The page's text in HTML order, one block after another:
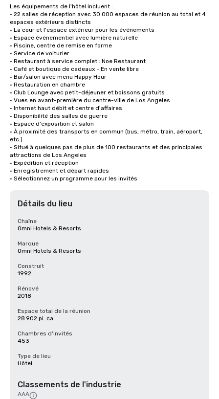
Les équipements de l'hôtel incluent :
• 22 salles de réception avec 30 000 espaces de réunion au total et 4
espaces extérieurs distincts
• La cour et l'espace extérieur pour les événements
• Espace événementiel avec lumière naturelle
• Piscine, centre de remise en forme
• Service de voiturier
• Restaurant à service complet : Noe Restaurant
• Café et boutique de cadeaux - En vente libre
• Bar/salon avec menu Happy Hour
• Restauration en chambre
• Club Lounge avec petit-déjeuner et boissons gratuits
• Vues en avant-première du centre-ville de Los Angeles
• Internet haut débit et centre d'affaires
• Disponibilité des salles de guerre
• Espace d'exposition et salon
• À proximité des transports en commun (bus, métro, train, aéroport,
etc.)
• Situé à quelques pas de plus de 100 restaurants et des principales
attractions de Los Angeles
• Expédition et réception
• Enregistrement et départ rapides
• Sélectionnez un programme pour les invités
Détails du lieu
Chaîne
Omni Hotels & Resorts
Marque
Omni Hotels & Resorts
Construit
1992
Rénové
2018
Espace total de la réunion
28 902 pi. ca.
Chambres d'invités
453
Type de lieu
Hôtel
Classements de l'industrie
AAA